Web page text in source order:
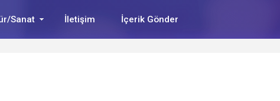
Sanat İletişim İçerik Gönder